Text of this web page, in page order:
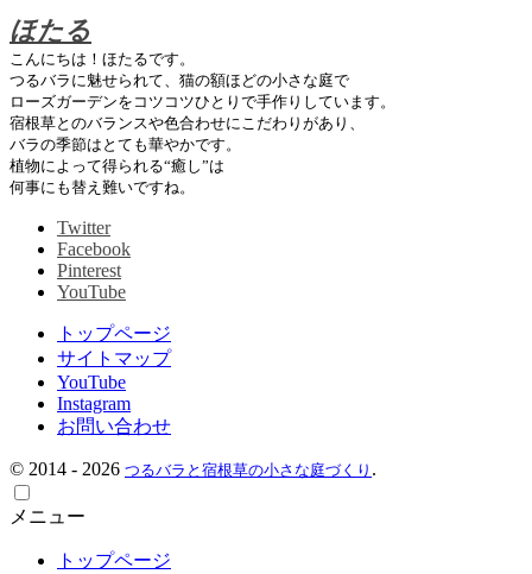
ほたる
こんにちは！ほたるです。
つるバラに魅せられて、猫の額ほどの小さな庭で
ローズガーデンをコツコツひとりで手作りしています。
宿根草とのバランスや色合わせにこだわりがあり、
バラの季節はとても華やかです。
植物によって得られる“癒し”は
何事にも替え難いですね。
Twitter
Facebook
Pinterest
YouTube
トップページ
サイトマップ
YouTube
Instagram
お問い合わせ
© 2014 - 2026 つるバラと宿根草の小さな庭づくり .
メニュー
トップページ